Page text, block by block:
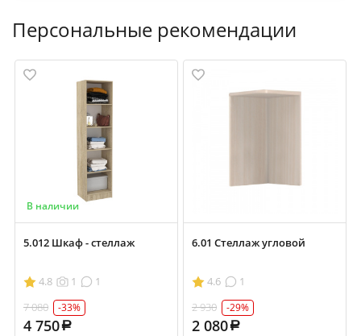
Персональные рекомендации
В наличии
5.012 Шкаф - стеллаж
4.8 1
1
7 080
-33%
4 750
6.01 Стеллаж угловой
4.6
1
2 930
-29%
2 080